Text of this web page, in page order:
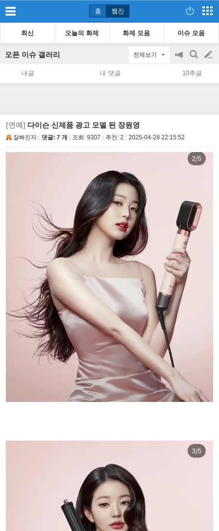
홈 웹진
최신 오늘의 화제 화제 모음 이슈 모음
오픈 이슈 갤러리 전체보기
공
지
on/off
검
색
글
쓰
내글 내 댓글 10추글
[연예] 다이슨 신제품 광고 모델 된 장원영
잘빠진자 댓글: 7 개 조회: 9307 추천: 2 2025-04-28 22:15:52